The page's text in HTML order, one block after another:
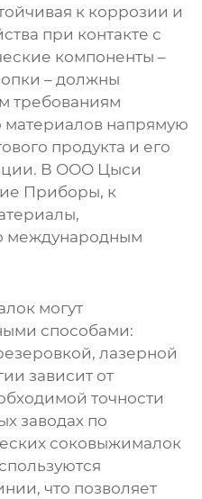
к коррозии и
при контакте с
компоненты –
– должны
требованиям
материалов напрямую
продукта и его
В ООО Цыси
Приборы, к
международным
могут
способами:
лазерной
зависит от
точности
заводах по
соковыжималок
что позволяет